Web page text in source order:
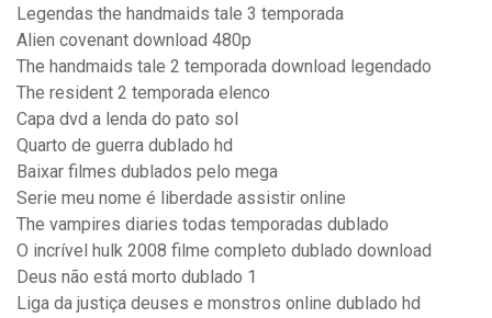
Legendas the handmaids tale 3 temporada
Alien covenant download 480p
The handmaids tale 2 temporada download legendado
The resident 2 temporada elenco
Capa dvd a lenda do pato sol
Quarto de guerra dublado hd
Baixar filmes dublados pelo mega
Serie meu nome é liberdade assistir online
The vampires diaries todas temporadas dublado
O incrível hulk 2008 filme completo dublado download
Deus não está morto dublado 1
Liga da justiça deuses e monstros online dublado hd